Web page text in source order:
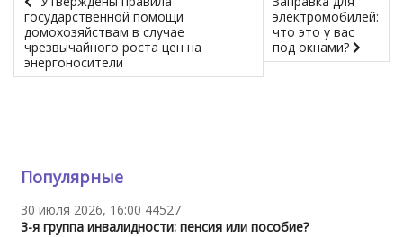
государственной помощи
домохозяйствам в случае
чрезвычайного роста цен на
энергоносители
электромобилей:
что это у вас
под окнами?
Популярные
30 июля 2026, 16:00 44527
3-я группа инвалидности: пенсия или пособие?